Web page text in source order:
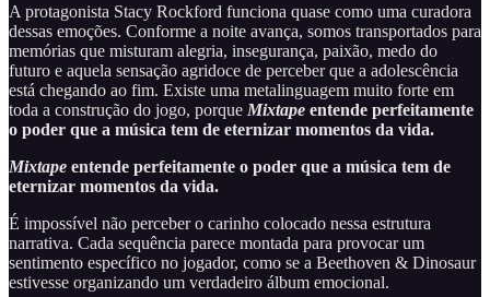
A protagonista Stacy Rockford funciona quase como uma curadora
dessas emoções. Conforme a noite avança, somos transportados para
memórias que misturam alegria, insegurança, paixão, medo do
futuro e aquela sensação agridoce de perceber que a adolescência
está chegando ao fim. Existe uma metalinguagem muito forte em
toda a construção do jogo, porque Mixtape entende perfeitamente
o poder que a música tem de eternizar momentos da vida.
Mixtape entende perfeitamente o poder que a música tem de
eternizar momentos da vida.
É impossível não perceber o carinho colocado nessa estrutura
narrativa. Cada sequência parece montada para provocar um
sentimento específico no jogador, como se a Beethoven & Dinosaur
estivesse organizando um verdadeiro álbum emocional.